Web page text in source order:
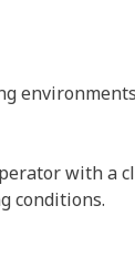
with
conditions.